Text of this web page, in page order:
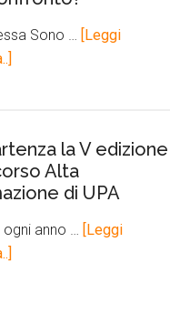
Sono …
[Leggi
la V edizione
Alta
di UPA
ogni anno …
[Leggi